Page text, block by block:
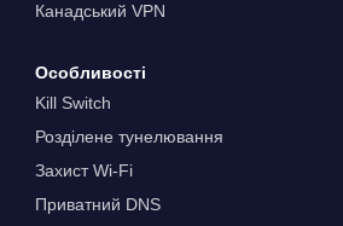
Канадський VPN
Особливості
Kill Switch
Розділене тунелювання
Захист Wi-Fi
Приватний DNS